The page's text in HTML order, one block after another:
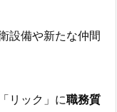
設備や新たな仲間
リック」に職務質